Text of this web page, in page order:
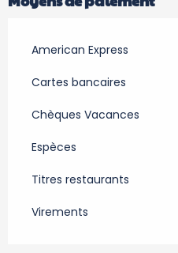
American Express
Cartes bancaires
Chèques Vacances
Espèces
Titres restaurants
Virements